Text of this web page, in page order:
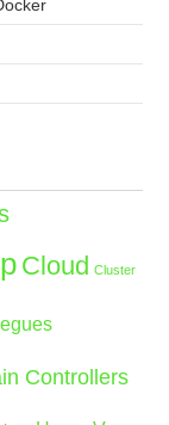
Cloud Cluster
Controllers